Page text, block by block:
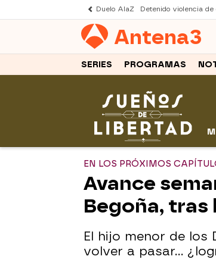
Duelo AlaZ Detenido violencia de
Antena3
SERIES PROGRAMAS
EN LOS PRÓXIMOS
Avance
Begoña, tras
El hijo menor de los
volver a pasar...